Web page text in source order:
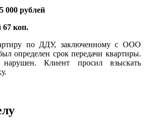
000 рублей
67 коп.
по ДДУ, заключенному с ООО
определен срок передачи квартиры.
Клиент просил взыскать